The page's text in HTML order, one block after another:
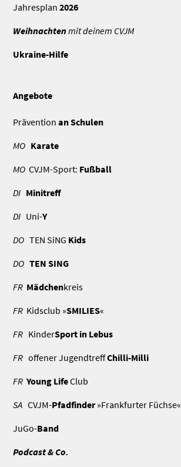
Jahresplan2026
Weihnachtenmit deinem CVJM
Ukraine-Hilfe
Angebote
Präventionan Schulen
MO Karate
MO CVJM-Sport: Fußball
DI Minitreff
DI Uni-Y
DO TEN SiNG Kids
DO TEN SING
FR Mädchenkreis
FR Kidsclub »SMILIES«
FR KinderSport in Lebus
FR offener JugendtreffChilli-Milli
FR Young LifeClub
SA CVJM-Pfadfinder»Frankfurter Füchse«
JuGo-Band
Podcast & Co.